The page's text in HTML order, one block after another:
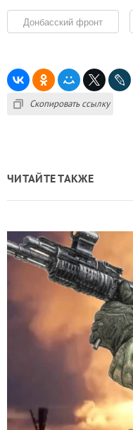
Донбасский фронт
Скопировать ссылку
ЧИТАЙТЕ ТАКЖЕ